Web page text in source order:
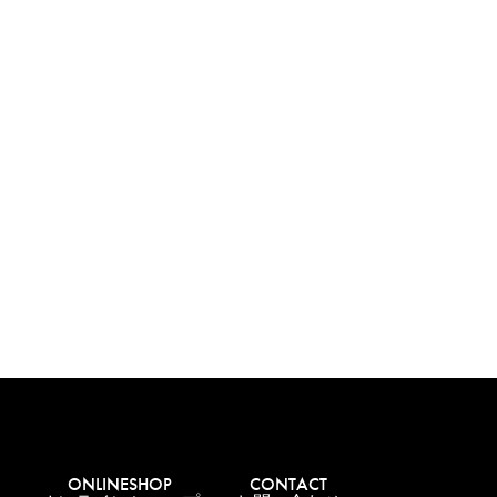
ONLINESHOP CONTACT